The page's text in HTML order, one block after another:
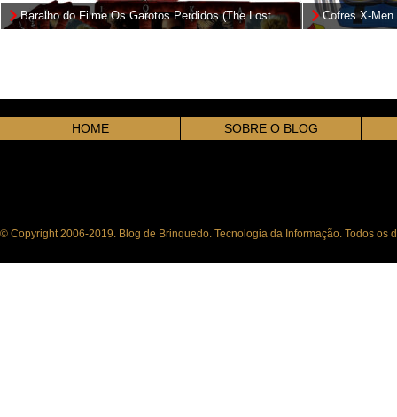
Baralho do Filme Os Garotos Perdidos (The Lost
Boys) de Joel Schumacher
Cofres X-
Gambit
HOME SOBRE O BLOG
© Copyright 2006-2019. Blog de Brinquedo. Tecnologia da Informação. Todos os